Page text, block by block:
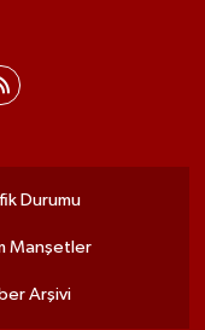
Durumu
Manşetler
Arşivi